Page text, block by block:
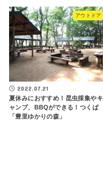
アウトドア
2022.07.21
夏休みにおすすめ！昆虫採集やキ
ャンプ、BBQができる！つくば
「豊里ゆかりの森」